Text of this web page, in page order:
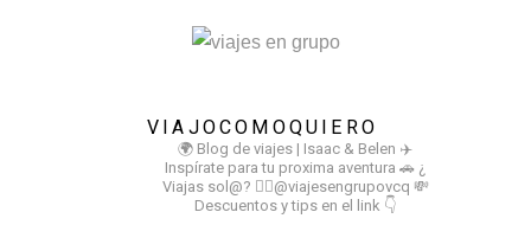
VIAJOCOMOQUIERO
🌍 Blog de viajes | Isaac & Belen ✈️
Inspírate para tu proxima aventura 🚗 ¿
Viajas sol@? 👉🏻@viajesengrupovcq 💸
Descuentos y tips en el link 👇